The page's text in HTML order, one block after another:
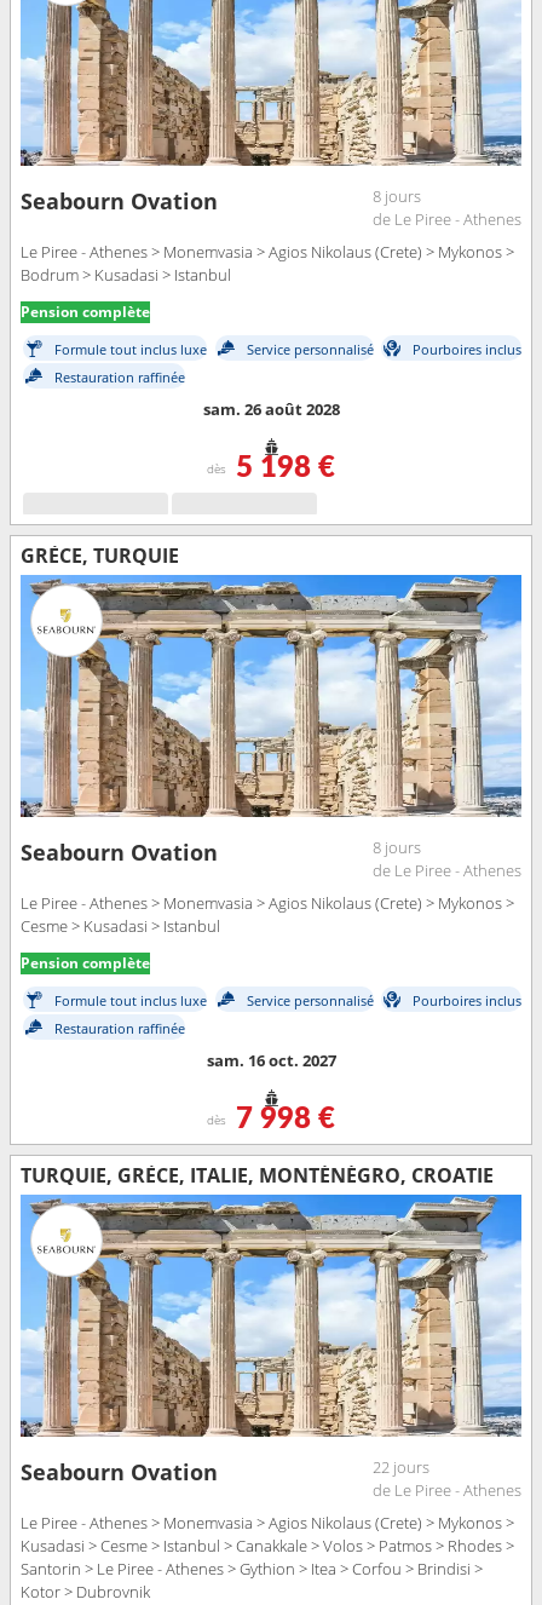
Seabourn Ovation
8 jours
de Le Piree - Athenes
Le Piree - Athenes > Monemvasia > Agios Nikolaus (Crete) > Mykonos >
Bodrum > Kusadasi > Istanbul
Pension complète
Formule tout inclus luxe Service personnalisé
Pourboires inclus
Restauration raffinée
sam. 26 août 2028
dès 5 198 €
GRÈCE, TURQUIE
Seabourn Ovation
8 jours
de Le Piree - Athenes
Le Piree - Athenes > Monemvasia > Agios Nikolaus (Crete) > Mykonos >
Cesme > Kusadasi > Istanbul
Pension complète
Formule tout inclus luxe Service personnalisé
Pourboires inclus
Restauration raffinée
sam. 16 oct. 2027
dès 7 998 €
TURQUIE, GRÈCE, ITALIE, MONTÉNÉGRO, CROATIE
Seabourn Ovation
22 jours
de Le Piree - Athenes
Le Piree - Athenes > Monemvasia > Agios Nikolaus (Crete) > Mykonos >
Kusadasi > Cesme > Istanbul > Canakkale > Volos > Patmos > Rhodes >
Santorin > Le Piree - Athenes > Gythion > Itea > Corfou > Brindisi >
Kotor > Dubrovnik